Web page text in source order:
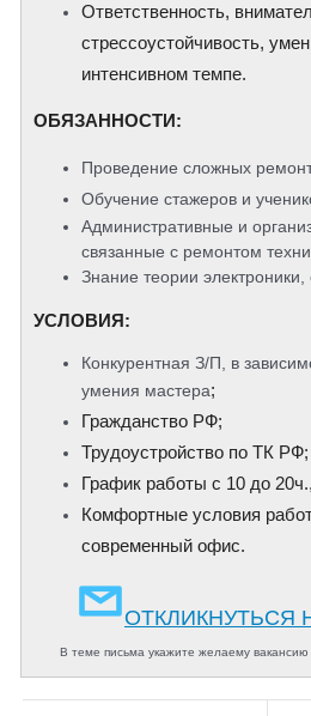
Ответственность,
стрессоустойчивость,
интенсивном темпе.
​ОБЯЗАННОСТИ:
Проведение сложных
Обучение стажеров и
Административные и
связанные с ремонтом
Знание теории электроники,
​УСЛОВИЯ:
Конкурентная З/П, в
умения мастера;
Гражданство РФ;
Трудоустройство по ТК РФ;
График работы с 10 до
Комфортные условия
современный офис.
ОТКЛИКНУТЬСЯ
В теме письма укажите желаему